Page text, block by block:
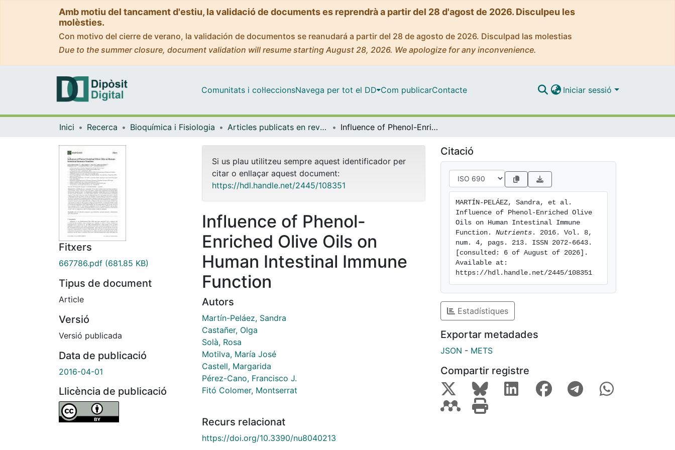
Amb motiu del tancament d'estiu, la validació de documents es reprendrà a partir del 28 d'agost de 2026. Disculpeu les
molèsties.
Con motivo del cierre de verano, la validación de documentos se reanudará a partir del 28 de agosto de 2026. Disculpad las molestias
Due to the summer closure, document validation will resume starting August 28, 2026. We apologize for any inconvenience.
Comunitats i col·leccionsNavega per tot el DD Com publicarContacte Iniciar sessió
Inici Recerca Bioquímica i Fisiologia Articles publicats en revistes (Bioquímica i Fisiologia) Influence of Phenol-Enriched Olive Oils on Human Intestinal Immune Function
Fitxers
667786.pdf (681.85 KB)
Tipus de document
Article
Versió
Versió publicada
Data de publicació
2016-04-01
Llicència de publicació
Si us plau utilitzeu sempre aquest identificador per
citar o enllaçar aquest document:
https://hdl.handle.net/2445/108351
Influence of Phenol-
Enriched Olive Oils on
Human Intestinal Immune
Function
Autors
Martín-Peláez, Sandra
Castañer, Olga
Solà, Rosa
Motilva, María José
Castell, Margarida
Pérez-Cano, Francisco J.
Fitó Colomer, Montserrat
Recurs relacionat
https://doi.org/10.3390/nu8040213
Citació
MARTÍN-PELÁEZ, Sandra, et al.
Influence of Phenol-Enriched Olive
Oils on Human Intestinal Immune
Function. Nutrients . 2016. Vol. 8,
num. 4, pags. 213. ISSN 2072-6643.
[consulted: 6 of August of 2026].
Available at:
https://hdl.handle.net/2445/108351
Estadístiques
Exportar metadades
JSON - METS
Compartir registre